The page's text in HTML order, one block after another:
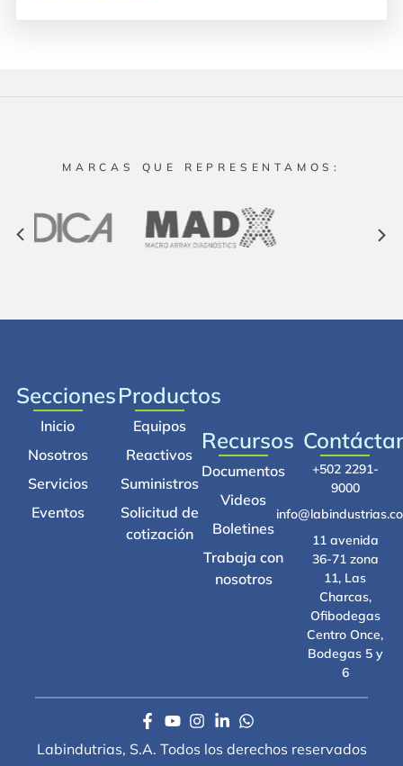
MARCAS QUE REPRESENTAMOS:
Secciones
Inicio
Nosotros
Servicios
Eventos
Productos
Equipos
Reactivos
Suministros
Solicitud de
cotización
Recursos
Documentos
Videos
Boletines
Trabaja con
nosotros
+502 2291-
9000
11 avenida
36-71 zona
11, Las
Charcas,
Ofibodegas
Centro Once,
Bodegas 5 y
6
Labindutrias, S.A. Todos los derechos reservados